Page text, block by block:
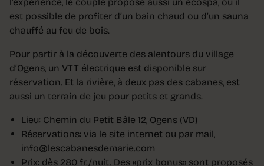
l’expérience, le couple propose aussi un écospa, où il
est possible de profiter d’un bain chaud ou d’un sauna
chauffé au feu de bois.
Pour partir à la découverte des alentours du village
d’Ogens, un VTT électrique est disponible sur
réservation. Et la rivière, à deux pas des cabanes, est
aussi un terrain de jeu pour petits et grands.
Lieu: Chemin du Petit Bâle 12, Ogens (VD)
Réservations: via le site internet ou par mail,
info@lescabanesdemarie.com
Prix: dès 280 fr./nuit. Des «prix bonus» sont proposés